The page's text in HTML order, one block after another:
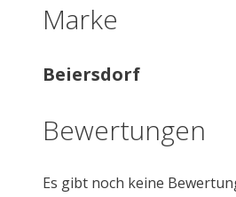
Marke
Beiersdorf
Bewertungen
Es gibt noch keine